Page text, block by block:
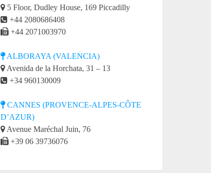
5 Floor, Dudley House, 169 Piccadilly
+44 2080686408
+44 2071003970
ALBORAYA (VALENCIA)
Avenida de la Horchata, 31 – 13
+34 960130009
CANNES (PROVENCE-ALPES-CÔTE
D’AZUR)
Avenue Maréchal Juin, 76
+39 06 39736076